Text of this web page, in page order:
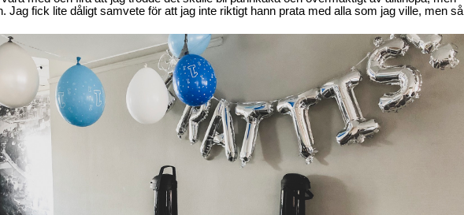
Jag fick lite dåligt samvete för att jag inte riktigt hann prata med alla som jag ville, men så